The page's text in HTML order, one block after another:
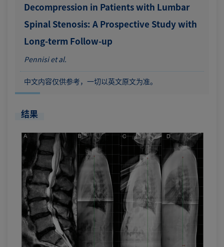
Decompression in Patients with Lumbar
Spinal Stenosis: A Prospective Study with
Long-term Follow-up
Pennisi et al.
中文内容仅供参考，一切以英文原文为准。
结果